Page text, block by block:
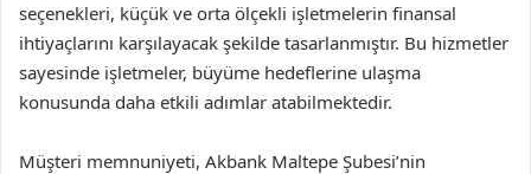
seçenekleri, küçük ve orta ölçekli işletmelerin finansal
ihtiyaçlarını karşılayacak şekilde tasarlanmıştır. Bu hizmetler
sayesinde işletmeler, büyüme hedeflerine ulaşma
konusunda daha etkili adımlar atabilmektedir.
Müşteri memnuniyeti, Akbank Maltepe Şubesi’nin